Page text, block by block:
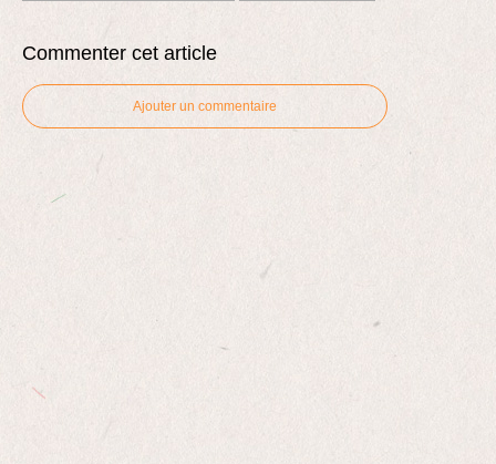
Commenter cet article
Ajouter un commentaire